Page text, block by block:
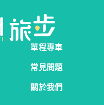
單程專車
常見問題
關於我們